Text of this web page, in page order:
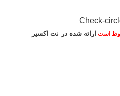
Check-
است ارائه شده در نت اکسیر